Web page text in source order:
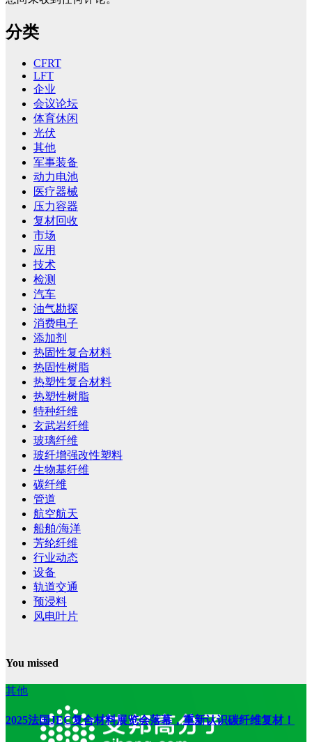
分类
CFRT
LFT
企业
会议论坛
体育休闲
光伏
其他
军事装备
动力电池
医疗器械
压力容器
复材回收
市场
应用
技术
检测
汽车
油气勘探
消费电子
添加剂
热固性复合材料
热固性树脂
热塑性复合材料
热塑性树脂
特种纤维
玄武岩纤维
玻璃纤维
玻纤增强改性塑料
生物基纤维
碳纤维
管道
航空航天
船舶/海洋
芳纶纤维
行业动态
设备
轨道交通
预浸料
风电叶片
You missed
其他
2025法国JEC复合材料展览会落幕，重新认识碳纤维复材！